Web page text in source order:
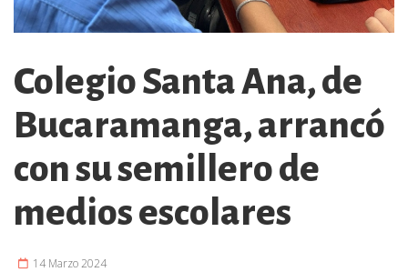
Colegio Santa Ana, de
Bucaramanga, arrancó
con su semillero de
medios escolares
14 Marzo 2024